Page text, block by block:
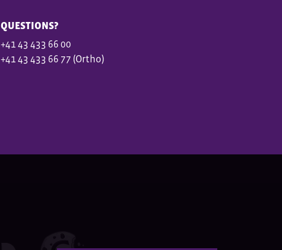
QUESTIONS?
+41 43 433 66 00
+41 43 433 66 77 (Ortho)